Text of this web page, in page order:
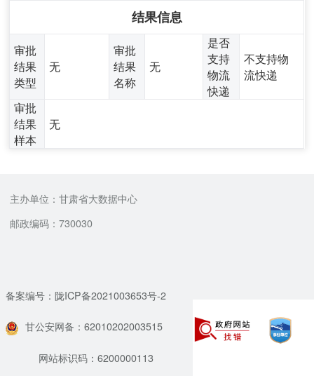
结果信息
审批
结果
类型
无
审批
结果
名称
无
是否
支持
物流
快递
不支持物
流快递
审批
结果
样本
无
主办单位：甘肃省大数据中心
邮政编码：730030
备案编号：陇ICP备2021003653号-2
甘公安网备：62010202003515
网站标识码：6200000113